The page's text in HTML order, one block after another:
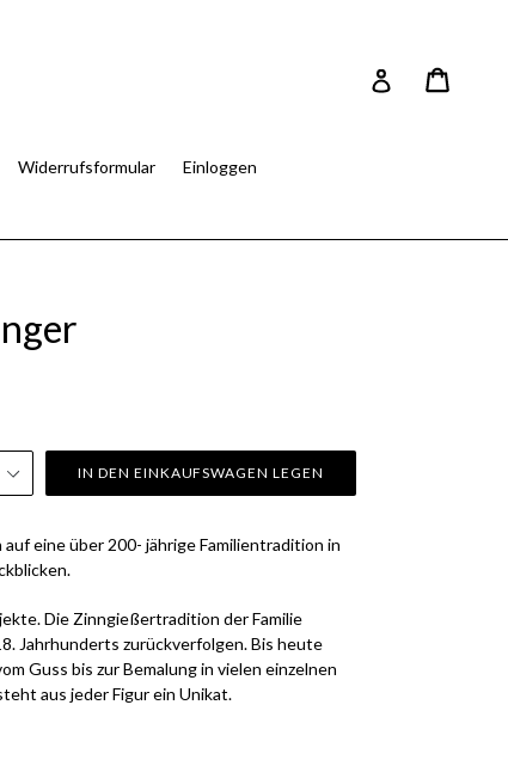
Einloggen
Widerrufsformular Einloggen
IN DEN EINKAUFSWAGEN LEGEN
auf eine über 200- jährige Familientradition in
Die Zinngießertradition der Familie
Jahrhunderts zurückverfolgen. Bis heute
Guss bis zur Bemalung in vielen einzelnen
aus jeder Figur ein Unikat.